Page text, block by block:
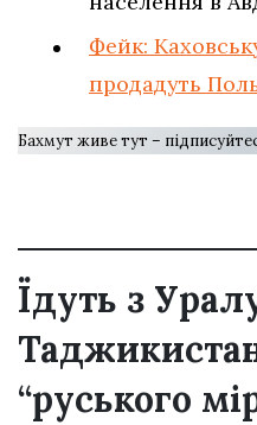
Фейк:
продадуть
Бахмут живе тут –
Їдуть з
“руського